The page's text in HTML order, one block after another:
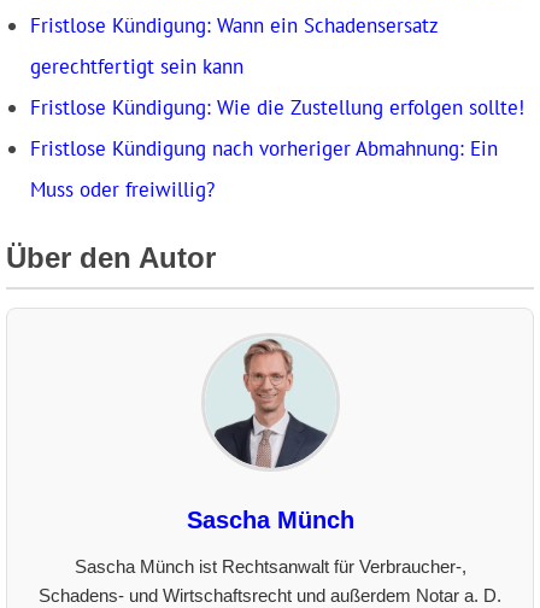
Fristlose Kündigung: Wann ein Schadensersatz
gerechtfertigt sein kann
Fristlose Kündigung: Wie die Zustellung erfolgen sollte!
Fristlose Kündigung nach vorheriger Abmahnung: Ein
Muss oder freiwillig?
Über den Autor
Sascha Münch
Sascha Münch ist Rechtsanwalt für Verbraucher-,
Schadens- und Wirtschaftsrecht und außerdem Notar a. D.